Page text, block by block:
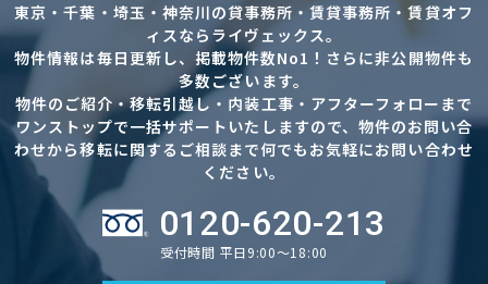
東京・千葉・埼玉・神奈川の貸事務所・賃貸事務所・賃貸オフ
ィスならライヴェックス。
物件情報は毎日更新し、掲載物件数No1！さらに非公開物件も
多数ございます。
物件のご紹介・移転引越し・内装工事・アフターフォローまで
ワンストップで一括サポートいたしますので、物件のお問い合
わせから移転に関するご相談まで何でもお気軽にお問い合わせ
ください。
0120-620-213
受付時間 平日9:00～18:00